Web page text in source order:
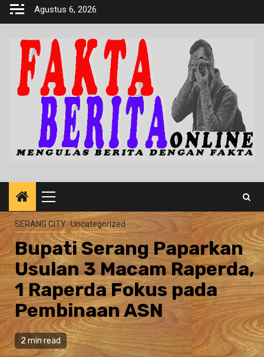
Skip
Agustus 6, 2026
Primary
Menu
SERANG CITY Uncategorized
Bupati Serang Paparkan
Usulan 3 Macam Raperda,
1 Raperda Fokus pada
Pembinaan ASN
2 min read